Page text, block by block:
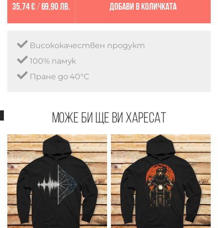
35,74 €/ 69,90 лв. Добави в количката
Висококачествен продукт
100% памук
Пране до 40°C
Може би ще ви харесат